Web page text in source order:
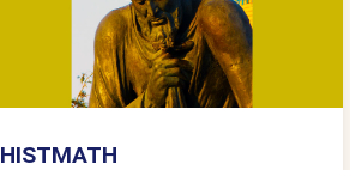
HISTMATH